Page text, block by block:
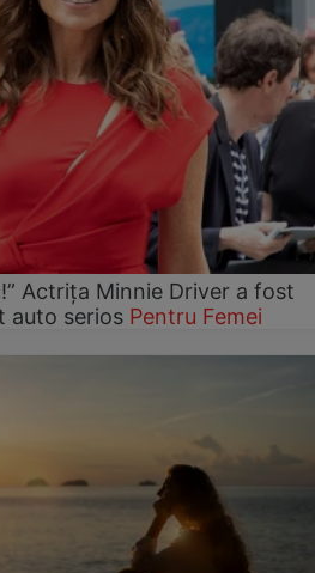
Actrița Minnie Driver a fost
auto serios Pentru Femei